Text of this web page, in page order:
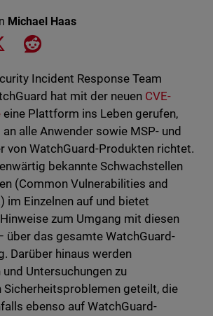
Michael Haas
on Facebook
Share on XShare on Reddit
Incident Response Team
hat mit der neuen CVE-
eine Plattform ins Leben gerufen,
alle Anwender sowie MSP- und
von WatchGuard-Produkten richtet.
bekannte Schwachstellen
(Common Vulnerabilities and
im Einzelnen auf und bietet
zum Umgang mit diesen
über das gesamte WatchGuard-
Darüber hinaus werden
Untersuchungen zu
Sicherheitsproblemen geteilt, die
ebenso auf WatchGuard-